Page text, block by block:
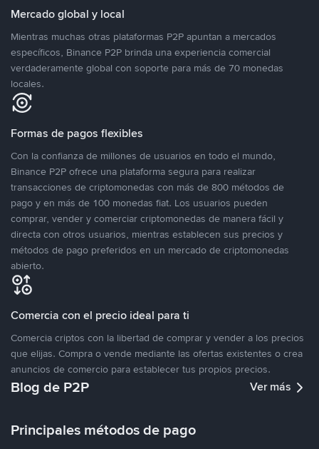
Mercado global y local
Mientras muchas otras plataformas P2P apuntan a mercados
específicos, Binance P2P brinda una experiencia comercial
verdaderamente global con soporte para más de 70 monedas
locales.
Formas de pagos flexibles
Con la confianza de millones de usuarios en todo el mundo,
Binance P2P ofrece una plataforma segura para realizar
transacciones de criptomonedas con más de 800 métodos de
pago y en más de 100 monedas fiat. Los usuarios pueden
comprar, vender y comerciar criptomonedas de manera fácil y
directa con otros usuarios, mientras establecen sus precios y
métodos de pago preferidos en un mercado de criptomonedas
abierto.
Comercia con el precio ideal para ti
Comercia criptos con la libertad de comprar y vender a los precios
que elijas. Compra o vende mediante las ofertas existentes o crea
anuncios de comercio para establecer tus propios precios.
Blog de P2P Ver más
Principales métodos de pago